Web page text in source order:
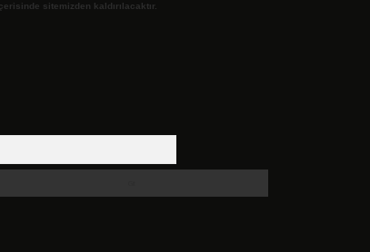
sitemizden kaldırılacaktır.